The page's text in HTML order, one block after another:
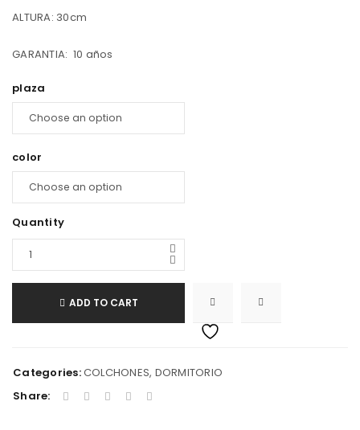
ALTURA: 30cm
GARANTIA: 10 años
plaza
color
Quantity
ADD TO CART
Categories:COLCHONES, DORMITORIO
Share: